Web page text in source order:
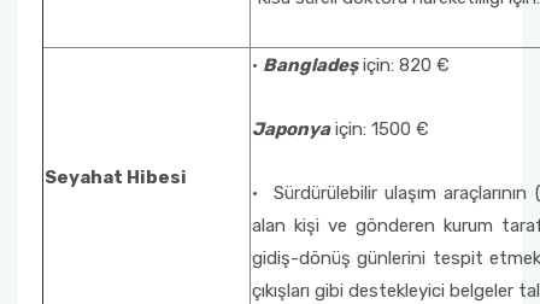
Seyahat Hibesi
· Bangladeşiçin: 820 €
Japonyaiçin: 1500 €
· Sürdürülebilir ulaşım
alan kişi ve gönderen kurum
gidiş-dönüş günlerini tespit
çıkışları gibi destekleyici belgeler